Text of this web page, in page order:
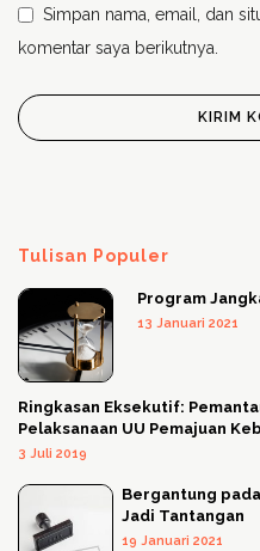
Simpan nama, email, dan
komentar saya berikutnya.
Tulisan Populer
Program
13 Januari 2021
Ringkasan Eksekutif:
Pelaksanaan UU Pemajuan
3 Juli 2019
Bergantung
Jadi Tantangan
19 Januari 2021